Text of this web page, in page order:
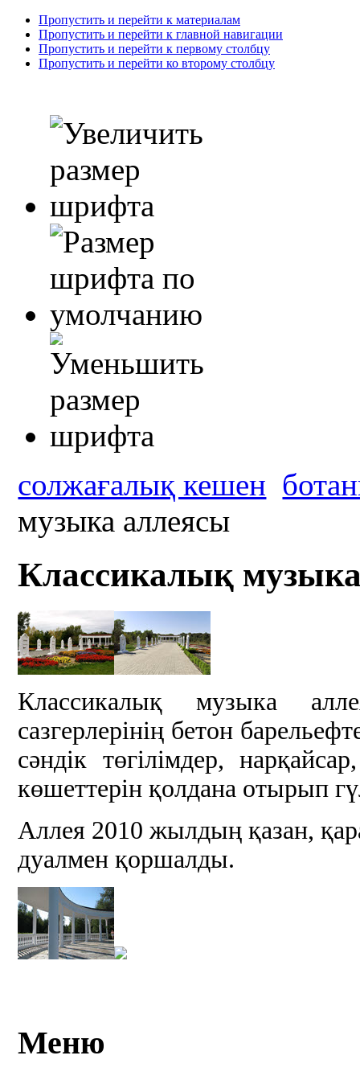
Пропустить и перейти к материалам
Пропустить и перейти к главной навигации
Пропустить и перейти к первому столбцу
Пропустить и перейти ко второму столбцу
солжағалық кешен
музыка аллеясы
Классикалық
Классикалық музыка
сазгерлерінің бетон
сәндік төгілімдер,
көшеттерін қолдана отырып
Аллея 2010 жылдың қазан,
дуалмен қоршалды.
Меню